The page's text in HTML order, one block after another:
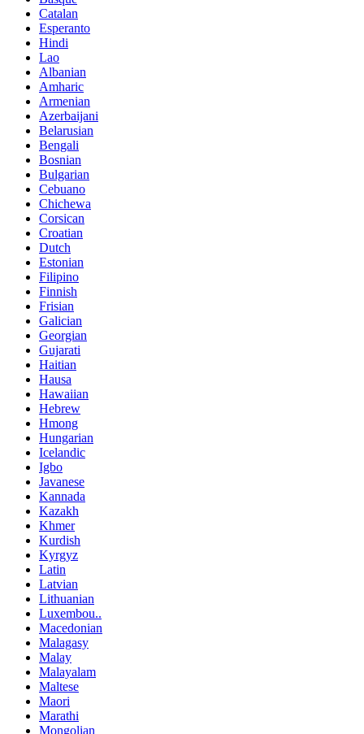
Catalan
Esperanto
Hindi
Lao
Albanian
Amharic
Armenian
Azerbaijani
Belarusian
Bengali
Bosnian
Bulgarian
Cebuano
Chichewa
Corsican
Croatian
Dutch
Estonian
Filipino
Finnish
Frisian
Galician
Georgian
Gujarati
Haitian
Hausa
Hawaiian
Hebrew
Hmong
Hungarian
Icelandic
Igbo
Javanese
Kannada
Kazakh
Khmer
Kurdish
Kyrgyz
Latin
Latvian
Lithuanian
Luxembou..
Macedonian
Malagasy
Malay
Malayalam
Maltese
Maori
Marathi
Mongolian